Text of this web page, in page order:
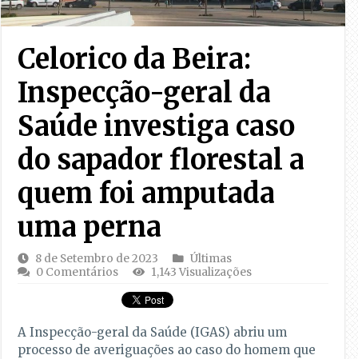
Celorico da Beira:
Inspecção-geral da
Saúde investiga caso
do sapador florestal a
quem foi amputada
uma perna
8 de Setembro de 2023
Últimas
0 Comentários
1,143 Visualizações
A Inspecção-geral da Saúde (IGAS) abriu um
processo de averiguações ao caso do homem que